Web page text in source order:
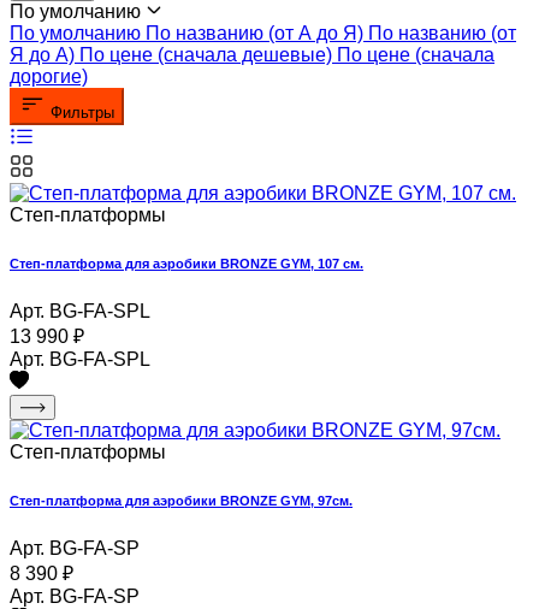
По умолчанию
По умолчанию По названию (от А до Я) По названию (от
Я до А) По цене (сначала дешевые) По цене (сначала
дорогие)
Фильтры
Степ-платформы
Степ-платформа для аэробики BRONZE GYM, 107 см.
Арт. BG-FA-SPL
13 990 ₽
Арт. BG-FA-SPL
Степ-платформы
Степ-платформа для аэробики BRONZE GYM, 97см.
Арт. BG-FA-SP
8 390 ₽
Арт. BG-FA-SP